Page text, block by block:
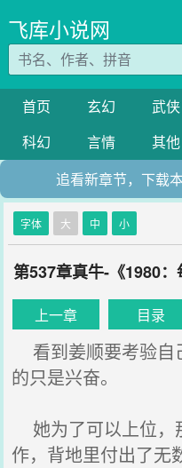
飞库小说网
首页 玄幻 武侠
科幻
言情 其他
追看新章节，下载
字体 大 中 小
第537章真牛-《1980：
上一章 目录
看到姜顺要考验自
的只是兴奋。
她为了可以上位，
作，背地里付出了无